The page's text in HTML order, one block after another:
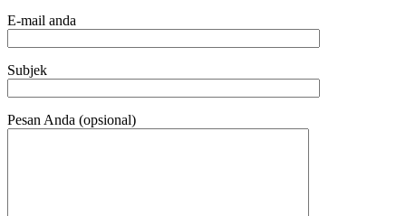
E-mail anda
Subjek
Pesan Anda (opsional)